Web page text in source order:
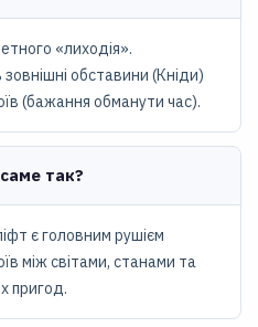
«лиходія».
обставини (Кніди)
(бажання обманути час).
так?
є головним рушієм
між світами, станами та
пригод.